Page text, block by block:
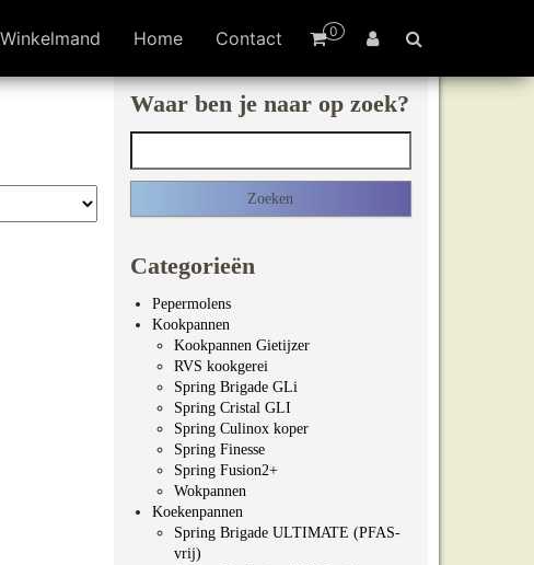
0
Winkelmand Home Contact
Waar ben je naar op zoek?
Categorieën
Pepermolens
Kookpannen
Kookpannen Gietijzer
RVS kookgerei
Spring Brigade GLi
Spring Cristal GLI
Spring Culinox koper
Spring Finesse
Spring Fusion2+
Wokpannen
Koekenpannen
Spring Brigade ULTIMATE (PFAS-
vrij)